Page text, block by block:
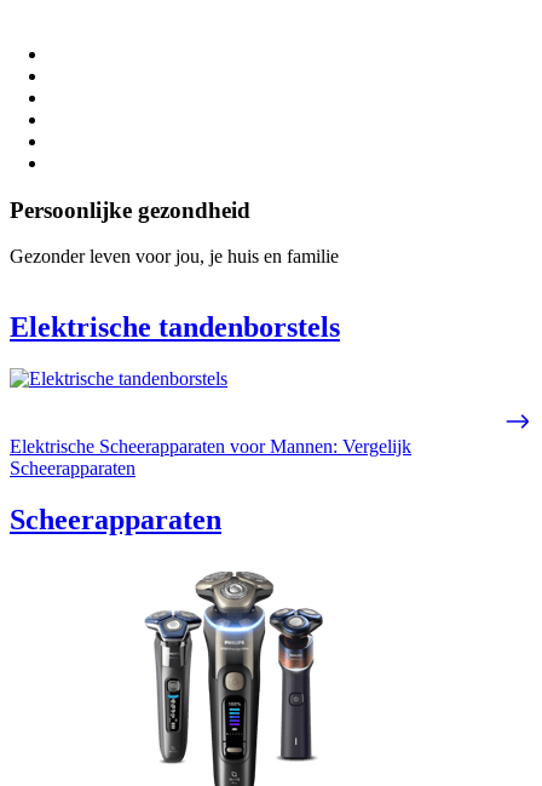
Persoonlijke gezondheid
Gezonder leven voor jou, je huis en familie
Elektrische tandenborstels
Elektrische Scheerapparaten voor Mannen: Vergelijk
Scheerapparaten
Scheerapparaten